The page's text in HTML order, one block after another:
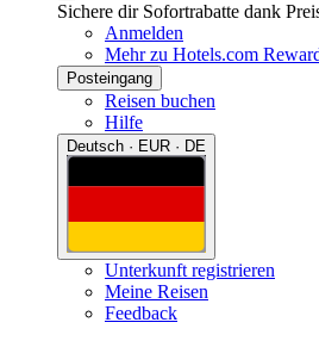
Sichere dir Sofortrabatte dank
Anmelden
Mehr zu Hotels.com
Posteingang
Reisen buchen
Hilfe
Deutsch · EUR · DE
Unterkunft registrieren
Meine Reisen
Feedback